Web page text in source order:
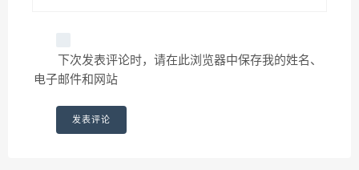
下次发表评论时，请在此浏览器中保存我的姓名、
电子邮件和网站